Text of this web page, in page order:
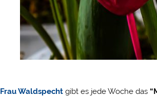
Frau Waldspechtgibt es jede Woche das